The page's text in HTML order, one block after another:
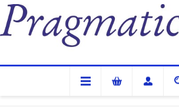
Pragmatic TCV